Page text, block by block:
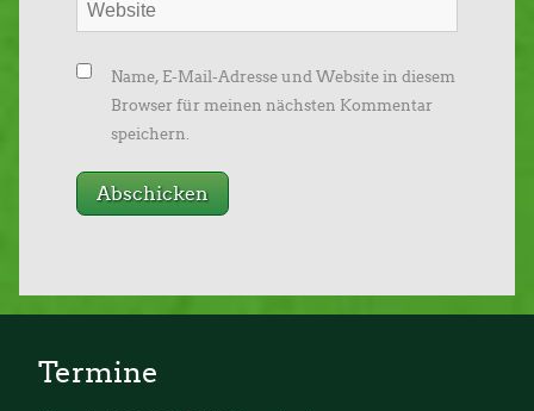
Name, E-Mail-Adresse und Website in diesem
Browser für meinen nächsten Kommentar
speichern.
Termine